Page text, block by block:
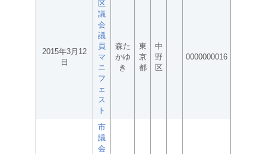
2015年3月12
日
区
議
会
議
員
マ
ニ
フ
ェ
ス
ト
森た
かゆ
き
東
京
都
中
野
区
0000000016
市
議
会